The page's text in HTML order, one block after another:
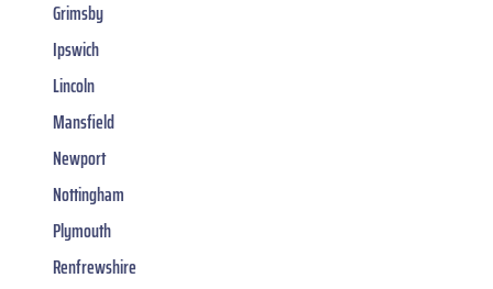
Grimsby
Ipswich
Lincoln
Mansfield
Newport
Nottingham
Plymouth
Renfrewshire